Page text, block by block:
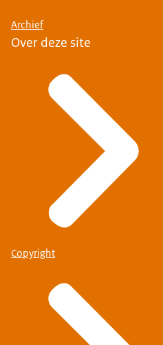
Archief
Over deze site
Copyright